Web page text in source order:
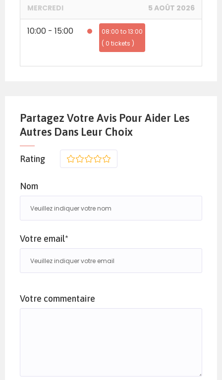
MERCREDI 5 AOÛT 2026
10:00 - 15:00
08:00 to 13:00
( 0 tickets )
Partagez Votre Avis Pour Aider Les
Autres Dans Leur Choix
Rating 5
4
3
2
Nom
Votre email*
Votre commentaire